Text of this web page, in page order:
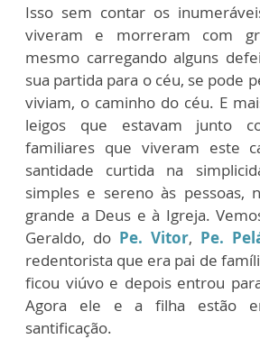
Isso sem contar os
viveram e morreram com
mesmo carregando alguns
sua partida para o céu, se pode
viviam, o caminho do céu. E
leigos que estavam junto
familiares que viveram este
santidade curtida na
simples e sereno às pessoas,
grande a Deus e à Igreja.
Geraldo, do Pe. Vitor, Pe.
redentorista que era pai de
ficou viúvo e depois entrou
Agora ele e a filha estão
santificação.